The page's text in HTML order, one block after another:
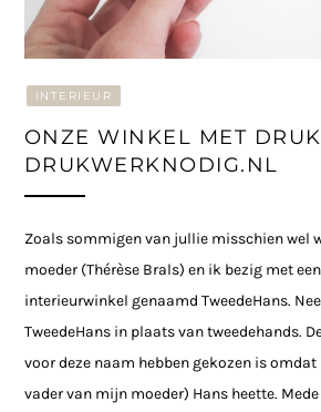
INTERIEUR
ONZE WINKEL MET
DRUKWERKNODIG.NL
Zoals sommigen van jullie misschien wel
moeder (Thérèse Brals) en ik bezig met
interieurwinkel genaamd TweedeHans.
TweedeHans in plaats van tweedehands.
voor deze naam hebben gekozen is
vader van mijn moeder) Hans heette.